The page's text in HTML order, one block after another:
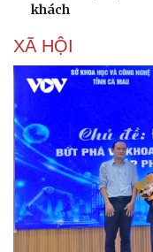
khách
XÃ HỘI